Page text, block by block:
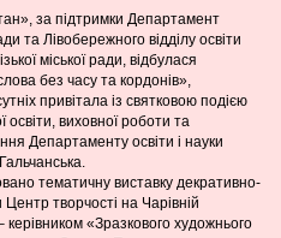
за підтримки Департамент
та Лівобережного відділу освіти
міської ради, відбулася
без часу та кордонів»,
привітала із святковою подією
освіти, виховної роботи та
Департаменту освіти і науки
тематичну виставку декративно-
творчості на Чарівній
«Зразкового художнього